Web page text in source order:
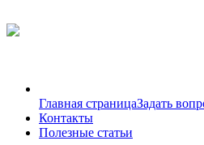
Главная страницаЗадать
Контакты
Полезные статьи